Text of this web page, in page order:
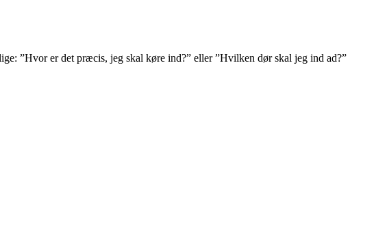
”Hvor er det præcis, jeg skal køre ind?” eller ”Hvilken dør skal jeg ind ad?”